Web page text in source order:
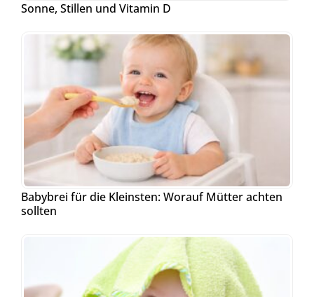
Sonne, Stillen und Vitamin D
Babybrei für die Kleinsten: Worauf Mütter achten
sollten